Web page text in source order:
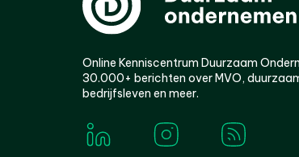
Online Kenniscentrum Duurzaam
30.000+ berichten over MVO,
bedrijfsleven en meer.